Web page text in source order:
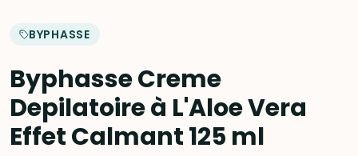
BYPHASSE
Byphasse Creme
Depilatoire à L'Aloe Vera
Effet Calmant 125 ml